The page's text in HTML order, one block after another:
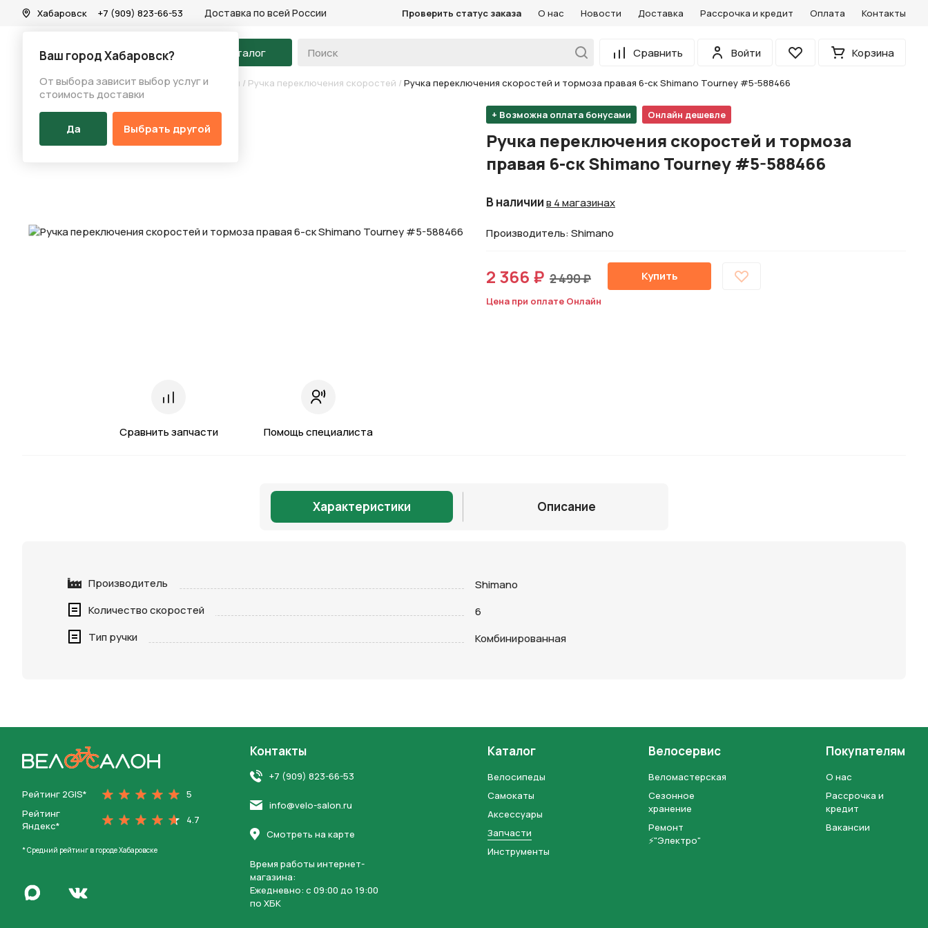
Хабаровск
Ваш город Хабаровск?
От выбора зависит выбор услуг и
стоимость доставки
Да Выбрать другой
+7 (909) 823-66-53 Доставка по всей России Проверить статус заказа О нас Новости Доставка Рассрочка и кредит Оплата Контакты
На главную Каталог Сравнить
Войти
Избранное Корзина
Каталог/Запчасти/Переключение скоростей / Ручка переключения скоростей / Ручка переключения скоростей и тормоза правая 6-ск Shimano Tourney #5-588466
Сравнить запчасти Помощь специалиста
+ Возможна оплата бонусами Онлайн дешевле
Ручка переключения скоростей и тормоза
правая 6-ск Shimano Tourney #5-588466
В наличиив 4 магазинах
Производитель: Shimano
2 366 ₽ 2 490 ₽ Купить
Цена при оплате Онлайн
Характеристики Описание
Производитель
Shimano
Количество скоростей
6
Тип ручки
Комбинированная
Рейтинг 2GIS*
5
Рейтинг
Яндекс*
4.7
* Средний рейтинг в городе Хабаровске
Написать в MaxПерейти во Вконтакте
Контакты
+7 (909) 823-66-53
info@velo-salon.ru
Смотреть на карте
Время работы интернет-
магазина:
Ежедневно: c 09:00 до 19:00
по ХБК
Каталог
Велосипеды
Самокаты
Аксессуары
Запчасти
Инструменты
Велосервис
Веломастерская
Сезонное
хранение
Ремонт
⚡"Электро"
Покупателям
О нас
Рассрочка и
кредит
Вакансии
согласие на обработку
персональных данных и соглашаетесь с политикой конфиденциальности